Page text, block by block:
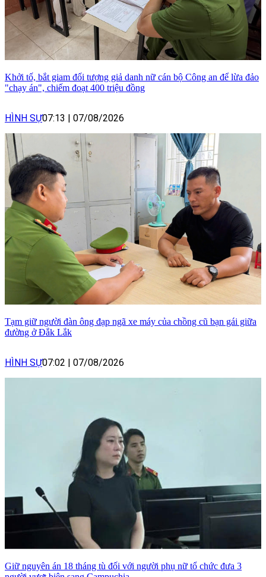
Khởi tố, bắt giam đối tượng giả danh nữ cán bộ Công an để lừa đảo
"chạy án", chiếm đoạt 400 triệu đồng
HÌNH SỰ07:13 07/08/2026
Tạm giữ người đàn ông đạp ngã xe máy của chồng cũ bạn gái giữa
đường ở Đắk Lắk
HÌNH SỰ07:02 07/08/2026
Giữ nguyên án 18 tháng tù đối với người phụ nữ tổ chức đưa 3